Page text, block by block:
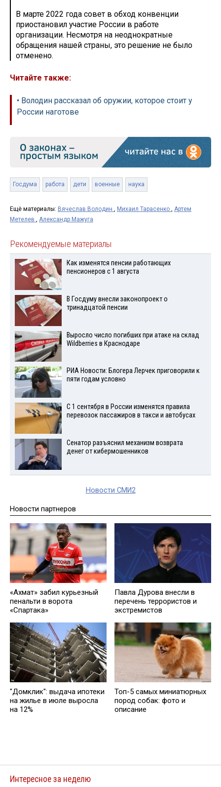
В марте 2022 года совет в обход конвенции
приостановил участие России в работе
организации. Несмотря на неоднократные
обращения нашей страны, это решение не было
отменено.
Читайте также:
• Володин рассказал об оружии, которое стоит у
России наготове
Госдума работа дети военные наука
Ещё материалы: Вячеслав Володин , Михаил Тарасенко , Артем
Метелев , Александр Мажуга
Рекомендуемые материалы
Как изменятся пенсии работающих
пенсионеров с 1 августа
В Госдуму внесли законопроект о
тринадцатой пенсии
Выросло число погибших при атаке на склад
Wildberries в Краснодаре
РИА Новости: Блогера Лерчек приговорили к
пяти годам условно
С 1 сентября в России изменятся правила
перевозок пассажиров в такси и автобусах
Сенатор разъяснил механизм возврата
денег от кибермошенников
Новости СМИ2
Новости партнеров
«Ахмат» забил курьезный
пенальти в ворота
«Спартака»
Павла Дурова внесли в
перечень террористов и
экстремистов
"Домклик": выдача ипотеки
на жилье в июле выросла
на 12%
Топ-5 самых миниатюрных
пород собак: фото и
описание
Интересное за неделю